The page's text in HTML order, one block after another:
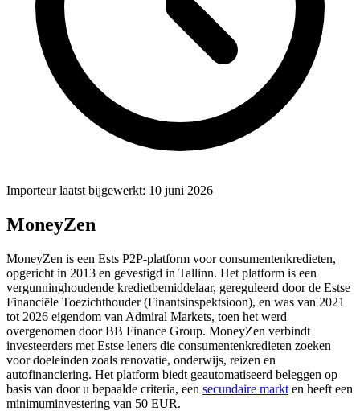
Importeur laatst bijgewerkt: 10 juni 2026
MoneyZen
MoneyZen is een Ests P2P-platform voor consumentenkredieten,
opgericht in 2013 en gevestigd in Tallinn. Het platform is een
vergunninghoudende kredietbemiddelaar, gereguleerd door de Estse
Financiële Toezichthouder (Finantsinspektsioon), en was van 2021
tot 2026 eigendom van Admiral Markets, toen het werd
overgenomen door BB Finance Group. MoneyZen verbindt
investeerders met Estse leners die consumentenkredieten zoeken
voor doeleinden zoals renovatie, onderwijs, reizen en
autofinanciering. Het platform biedt geautomatiseerd beleggen op
basis van door u bepaalde criteria, een secundaire markt en heeft een
minimuminvestering van 50 EUR.